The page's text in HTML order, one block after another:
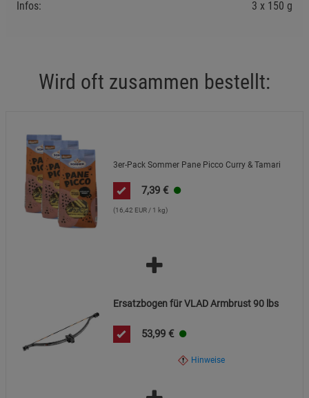
Infos: 3 x 150 g
Wird oft zusammen bestellt:
3er-Pack Sommer Pane Picco Curry & Tamari
7,39 €
(16,42 EUR / 1 kg)
Ersatzbogen für VLAD Armbrust 90 lbs
53,99 €
Hinweise